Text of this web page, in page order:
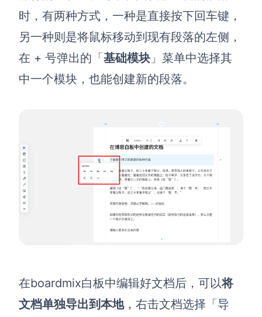
时，有两种方式，一种是直接按下回车键，
另一种则是将鼠标移动到现有段落的左侧，
在 + 号弹出的「基础模块 」菜单中选择其
中一个模块，也能创建新的段落。
在boardmix白板中编辑好文档后，可以将
文档单独导出到本地，右击文档选择「导